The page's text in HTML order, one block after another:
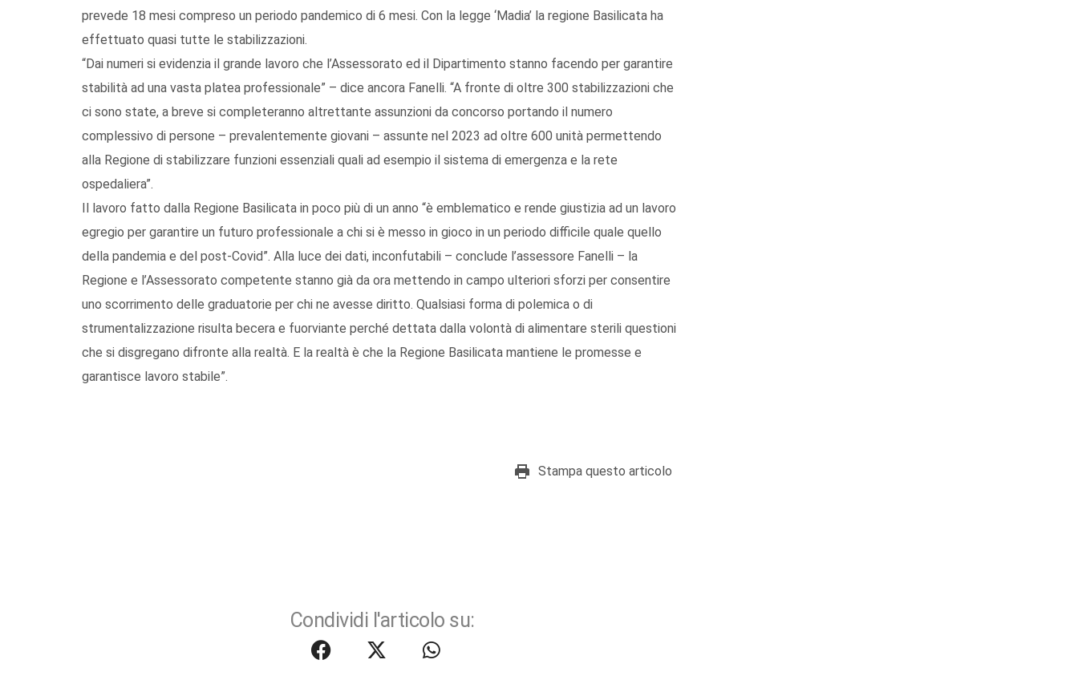
prevede 18 mesi compreso un periodo pandemico di 6 mesi. Con la legge ‘Madia’ la regione Basilicata ha
effettuato quasi tutte le stabilizzazioni.
“Dai numeri si evidenzia il grande lavoro che l’Assessorato ed il Dipartimento stanno facendo per garantire
stabilità ad una vasta platea professionale” – dice ancora Fanelli. “A fronte di oltre 300 stabilizzazioni che
ci sono state, a breve si completeranno altrettante assunzioni da concorso portando il numero
complessivo di persone – prevalentemente giovani – assunte nel 2023 ad oltre 600 unità permettendo
alla Regione di stabilizzare funzioni essenziali quali ad esempio il sistema di emergenza e la rete
ospedaliera”.
Il lavoro fatto dalla Regione Basilicata in poco più di un anno “è emblematico e rende giustizia ad un lavoro
egregio per garantire un futuro professionale a chi si è messo in gioco in un periodo difficile quale quello
della pandemia e del post-Covid”. Alla luce dei dati, inconfutabili – conclude l’assessore Fanelli – la
Regione e l’Assessorato competente stanno già da ora mettendo in campo ulteriori sforzi per consentire
uno scorrimento delle graduatorie per chi ne avesse diritto. Qualsiasi forma di polemica o di
strumentalizzazione risulta becera e fuorviante perché dettata dalla volontà di alimentare sterili questioni
che si disgregano difronte alla realtà. E la realtà è che la Regione Basilicata mantiene le promesse e
garantisce lavoro stabile”.
Stampa questo articolo
Condividi l'articolo su: